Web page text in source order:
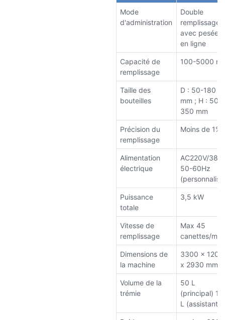
Mode
d'administration
Double
remplissage
avec pesée
en ligne
Capacité de
remplissage
100-5000 ml
Taille des
bouteilles
D : 50-180
mm ; H : 50-
350 mm
Précision du
remplissage
Moins de 1%
Alimentation
électrique
AC220V/
50-60Hz
Puissance
totale
3,5 kW
Vitesse de
remplissage
Max 45
canettes/min
Dimensions de
la machine
3300 x 1200
x 2930 mm
Volume de la
trémie
50 L
(principal) 10
L (assistant)